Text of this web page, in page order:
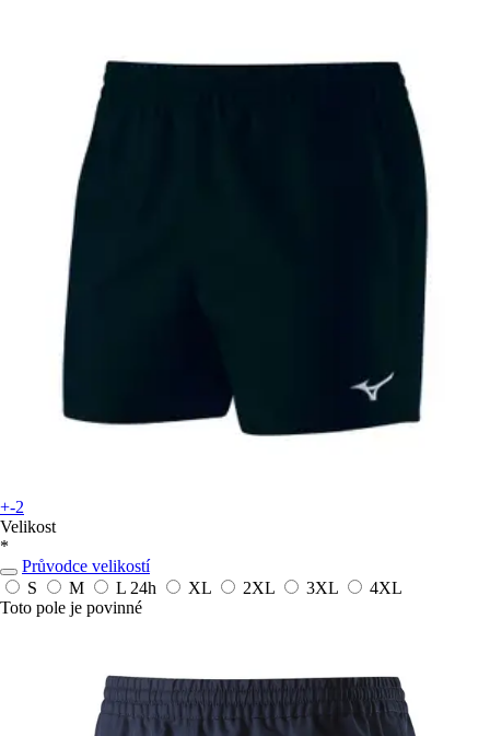
+-2
Velikost
*
Průvodce velikostí
S
M L 24h XL 2XL 3XL
4XL
Toto pole je povinné